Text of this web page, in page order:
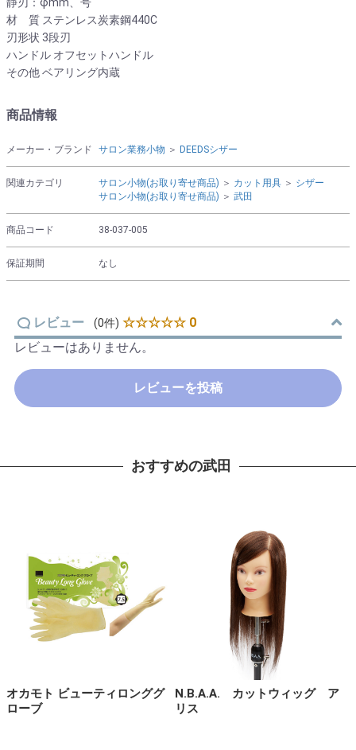
静刃：φmm、号
材 質 ステンレス炭素鋼440C
刃形状 3段刃
ハンドル オフセットハンドル
その他 ベアリング内蔵
商品情報
メーカー・ブランド サロン業務小物 ＞ DEEDSシザー
関連カテゴリ サロン小物(お取り寄せ商品) ＞ カット用具 ＞ シザー
サロン小物(お取り寄せ商品) ＞ 武田
商品コード 38-037-005
保証期間 なし
レビュー (0件) ☆☆☆☆☆ 0
レビューはありません。
レビューを投稿
おすすめの武田
オカモト ビューティロンググ
ローブ
N.B.A.A. カットウィッグ ア
リス